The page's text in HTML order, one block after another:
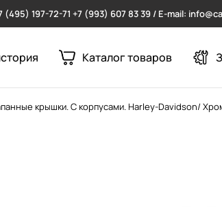
(495) 197-72-71 +7 (993) 607 83 39 / E-mail:
Каталог товаров
крышки. С корпусами. Harley-Davidson/